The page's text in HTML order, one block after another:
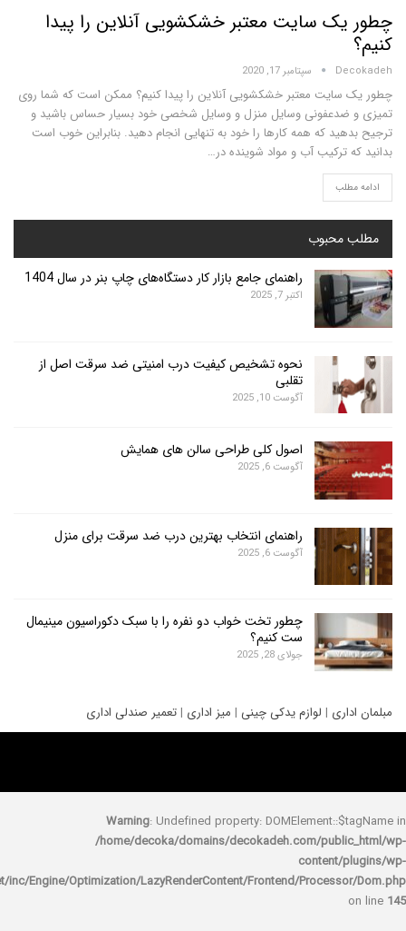
سایت معتبر خشکشویی آنلاین را پیدا
سپتامبر 17, 2020
معتبر خشکشویی آنلاین را پیدا کنیم؟ ممکن است که شما روی
وسایل منزل و وسایل شخصی خود بسیار حساس باشید و
که همه کارها را خود به تنهایی انجام دهید. بنابراین خوب است
ترکیب آب و مواد شوینده در…
راهنمای جامع بازار کار دستگاه‌های چاپ بنر در سال 1404
اکتبر 7, 2025
نحوه تشخیص کیفیت درب امنیتی ضد سرقت اصل از
تقلبی
آگوست 10, 2025
اصول کلی طراحی سالن های همایش
آگوست 6, 2025
راهنمای انتخاب بهترین درب ضد سرقت برای منزل
آگوست 6, 2025
چطور تخت خواب دو نفره را با سبک دکوراسیون مینیمال
ست کنیم؟
جولای 28, 2025
|لوازم یدکی چینی|میز اداری| تعمیر صندلی اداری
Warning: Undefined property:
/home/decoka/domains/decokadeh.com/
rocket/inc/Engine/Optimization/LazyRenderContent/Frontend/